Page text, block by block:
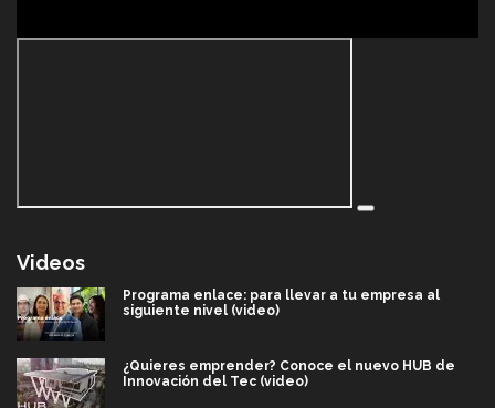
Videos
Programa enlace: para llevar a tu empresa al
siguiente nivel (video)
¿Quieres emprender? Conoce el nuevo HUB de
Innovación del Tec (video)